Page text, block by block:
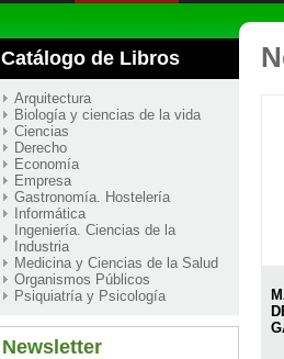
Catálogo de Libros
Arquitectura
Biología y ciencias de la vida
Ciencias
Derecho
Economía
Empresa
Gastronomía. Hostelería
Informática
Ingeniería. Ciencias de la
Industria
Medicina y Ciencias de la Salud
Organismos Públicos
Psiquiatría y Psicología
Newsletter